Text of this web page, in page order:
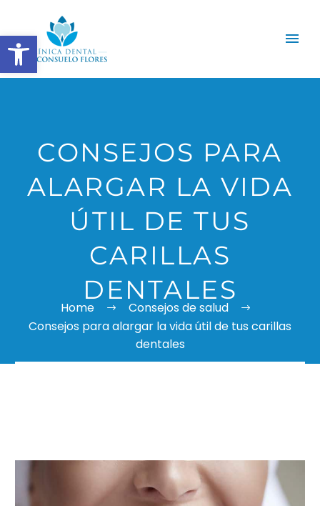
CONSEJOS PARA
ALARGAR LA VIDA
ÚTIL DE TUS
CARILLAS
DENTALES
Home
Consejos de salud
Consejos para alargar la vida útil de tus carillas
dentales
Abrir barra de herramientas